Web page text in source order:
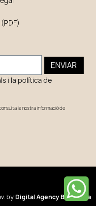
ENVIAR
i la política de
la nostra informació de
byDigital Agency Barcelona